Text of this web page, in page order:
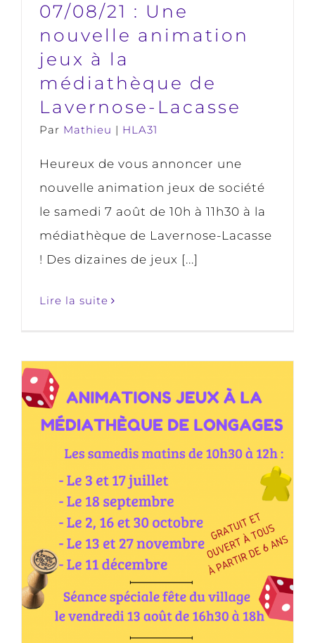
07/08/21 : Une
nouvelle animation
jeux à la
médiathèque de
Lavernose-Lacasse
Par Mathieu | HLA31
Heureux de vous annoncer une
nouvelle animation jeux de société
le samedi 7 août de 10h à 11h30 à la
médiathèque de Lavernose-Lacasse
! Des dizaines de jeux [...]
Lire la suite
Les animations jeux reprennent à
Longages (2021)
HLA31